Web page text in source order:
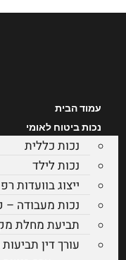
עמוד הבית
נכות ביטוח לאומי
נכות כללית
נכות לילד
ייצוג בוועדות
נכות מעבודה –
תביעת מחלת
עורך דין